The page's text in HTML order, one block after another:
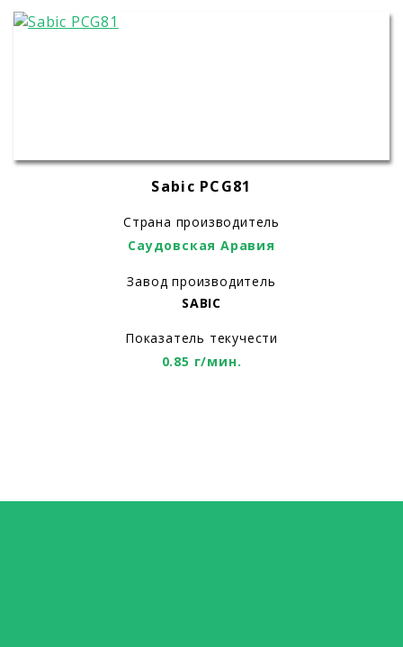
Sabic PCG81
Страна производитель
Саудовская Аравия
Завод производитель
SABIC
Показатель текучести
0.85 г/мин.